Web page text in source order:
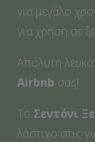
για μεγάλο
για χρήση σε
Aπόλυτη
Airbnb σας!
Το Σεντόνι
λάστιχο στις